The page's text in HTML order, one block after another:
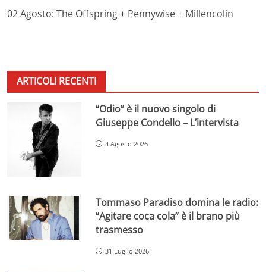
02 Agosto: The Offspring + Pennywise + Millencolin
ARTICOLI RECENTI
“Odio” è il nuovo singolo di
Giuseppe Condello – L’intervista
4 Agosto 2026
Tommaso Paradiso domina le radio:
“Agitare coca cola” è il brano più
trasmesso
31 Luglio 2026